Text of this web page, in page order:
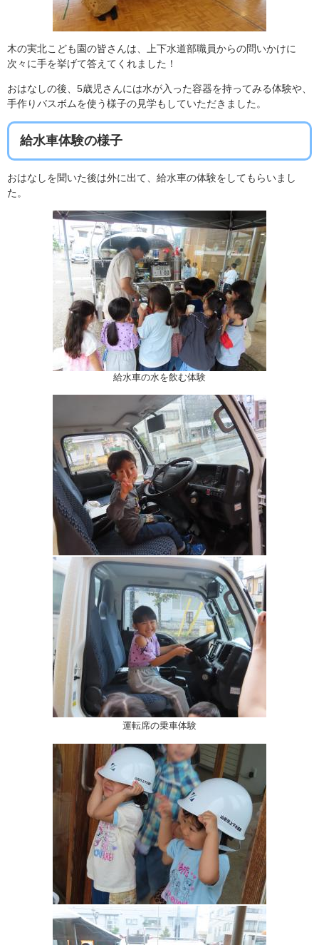
木の実北こども園の皆さんは、上下水道部職員からの問いかけに
次々に手を挙げて答えてくれました！
おはなしの後、5歳児さんには水が入った容器を持ってみる体験や、
手作りバスボムを使う様子の見学もしていただきました。
給水車体験の様子
​おはなしを聞いた後は外に出て、給水車の体験をしてもらいまし
た。
給水車の水を飲む体験
運転席の乗車体験